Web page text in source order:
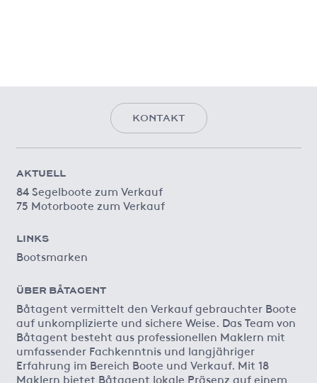
KONTAKT
AKTUELL
84 Segelboote zum Verkauf
75 Motorboote zum Verkauf
LINKS
Bootsmarken
ÜBER BÅTAGENT
Båtagent vermittelt den Verkauf gebrauchter Boote
auf unkomplizierte und sichere Weise. Das Team von
Båtagent besteht aus professionellen Maklern mit
umfassender Fachkenntnis und langjähriger
Erfahrung im Bereich Boote und Verkauf. Mit 18
Maklern bietet Båtagent lokale Präsenz auf einem